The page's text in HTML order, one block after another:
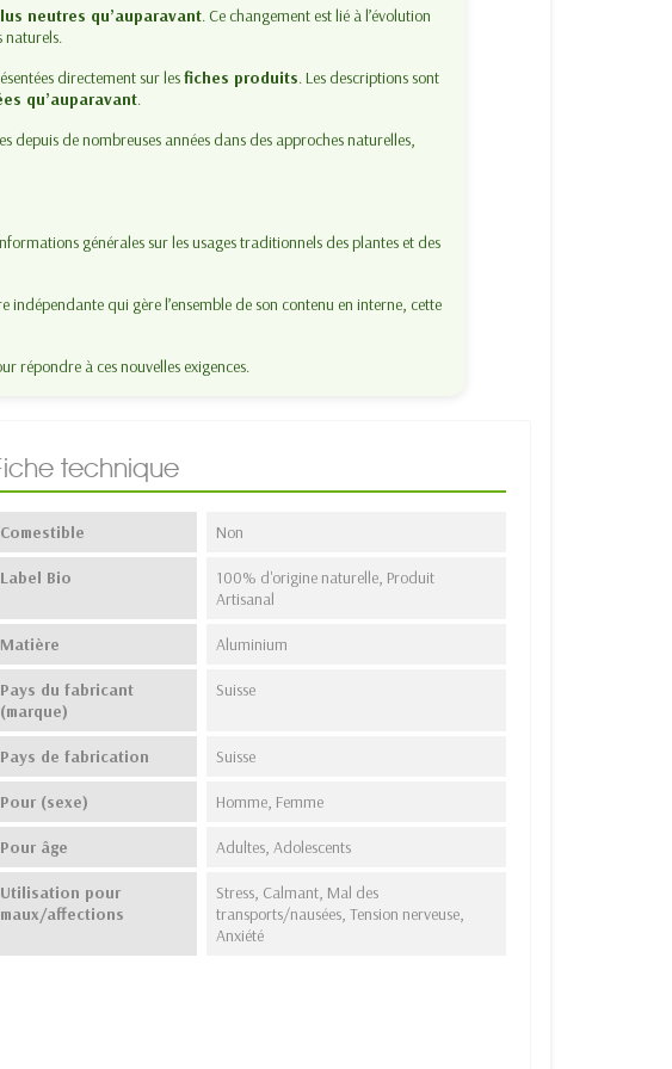
neutres qu’auparavant. Ce changement est lié à l’évolution
naturels.
directement sur lesfiches produits. Les descriptions sont
qu’auparavant.
depuis de nombreuses années dans des approches naturelles,
générales sur les usages traditionnels des plantes et des
indépendante qui gère l’ensemble de son contenu en interne, cette
répondre à ces nouvelles exigences.
technique
Comestible Non
Label Bio
100% d'origine naturelle, Produit
Artisanal
Matière Aluminium
Pays du fabricant
(marque)
Suisse
Pays de fabrication Suisse
Pour (sexe) Homme, Femme
Pour âge Adultes, Adolescents
Utilisation pour
maux/affections
Stress, Calmant, Mal des
transports/nausées, Tension nerveuse,
Anxiété